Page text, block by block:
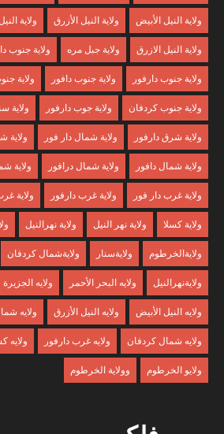
ولاية النيل الأبيض ولاية النيل الأزرق ولاية
ولاية النيل الازرق ولاية جبل مره ولاية جنوب
ولاية جنوب دارفور ولاية جنوب دافور ولاية
ولاية جنوب كردفان ولاية جوب دارفور ولاية
ولاية شرق دارفور ولاية شمال دار فور ولاية
ولاية شمال دافور ولاية شمال درافور ولاية
ولاية غرب دار فور ولاية غرب دارفور ولاية
ولاية كسلا ولاية نهر النيل ولاية نهرالنيل
ولايةالخرطوم ولايةسنار ولايةشمال كردفان
ولايةنهرالنيل ولايه البحر الأحمر ولايه الجزيرة
ولايه النيل الأبيض ولايه النيل الأزرق ولايه
ولايه شمال كردفان ولايه غرب دارفور ولايه
ولايو الخرطوم وولاية الخرطوم